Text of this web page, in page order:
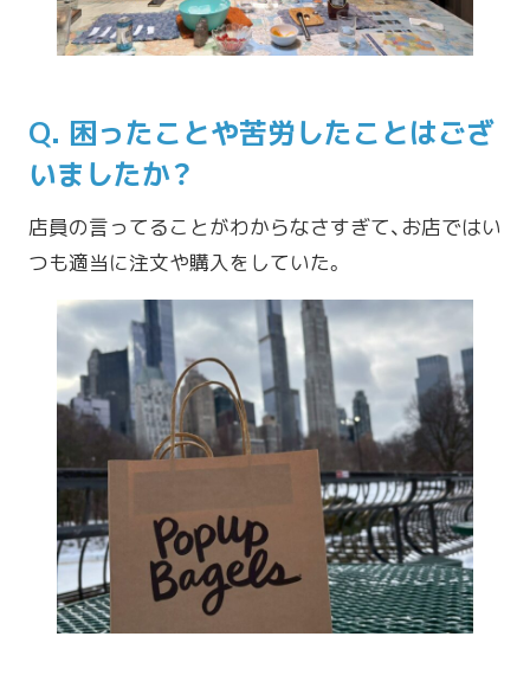
Q. 困ったことや苦労したことはござ
いましたか？
店員の言ってることがわからなさすぎて、お店ではい
つも適当に注文や購入をしていた。